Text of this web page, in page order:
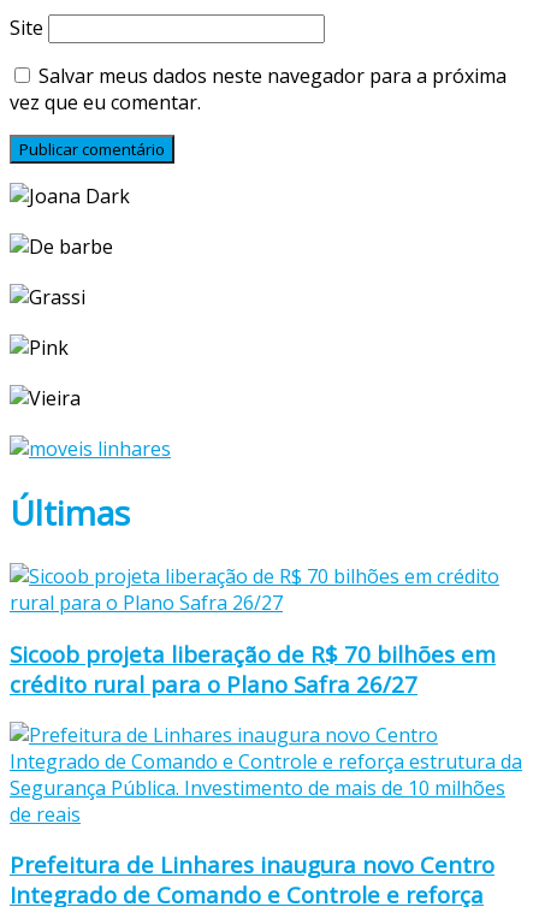
Site
Salvar meus dados neste navegador para a próxima
vez que eu comentar.
Últimas
Sicoob projeta liberação de R$ 70 bilhões em
crédito rural para o Plano Safra 26/27
Prefeitura de Linhares inaugura novo Centro
Integrado de Comando e Controle e reforça